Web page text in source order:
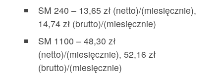
SM 240 – 13,65 zł (netto)/(miesięcznie),
14,74 zł (brutto)/(miesięcznie)
SM 1100 – 48,30 zł
(netto)/(miesięcznie), 52,16 zł
(brutto)/(miesięcznie)